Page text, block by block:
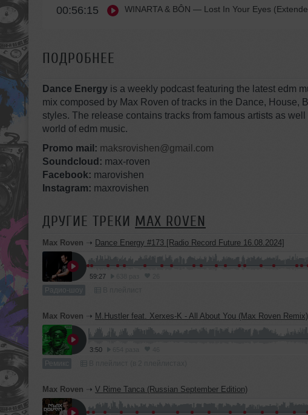
00:56:15 WINARTA & BÔN — Lost In Your Eyes
ПОДРОБНЕЕ
Dance Energy is a weekly podcast featuring the latest edm
mix composed by Max Roven of tracks in the Dance, House,
styles. The release contains tracks from famous artists as
world of edm music.
Promo mail: maksrovishen@gmail.com
Soundcloud: max-roven
Facebook: marovishen
Instagram: maxrovishen
ДРУГИЕ ТРЕКИ MAX ROVEN
Max Roven ➝ Dance Energy #173 [Radio Record Future 16.08.2024]
59:27
Радио-шоу
Max Roven ➝ M.Hustler feat. Xerxes-K - All About You (Max Roven Remix)
3:50
Ремикс
Max Roven ➝ V Rime Tanca (Russian September Edition)